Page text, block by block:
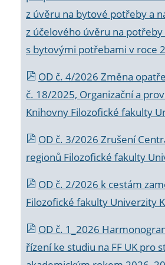
z úvěru na bytové potřeby a
z účelového úvěru na potřeby
s bytovými potřebami v roce
OD č. 4/2026 Změna
č. 18/2025, Organizační a
Knihovny Filozofické fakulty
OD č. 3/2026 Zrušení
regionů Filozofické fakulty
OD č. 2/2026 k cestám
Filozofické fakulty Univerzity
OD č. 1_2026
řízení ke studiu na FF UK pro